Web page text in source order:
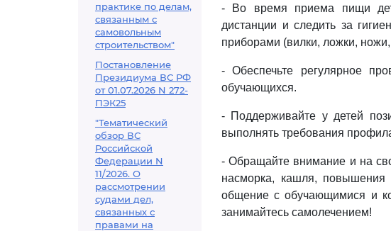
практике по делам,
связанным с
самовольным
строительством"
Постановление
Президиума ВС РФ
от 01.07.2026 N 272-
ПЭК25
"Тематический
обзор ВС
Российской
Федерации N
11/2026. О
рассмотрении
судами дел,
связанных с
правами на
- Во время приема пищи
дистанции и следить за
приборами (вилки, ложки,
- Обеспечьте регулярное
обучающихся.
- Поддерживайте у детей
выполнять требования
- Обращайте внимание и на
насморка, кашля, повышения
общение с обучающимися и
занимайтесь самолечением!